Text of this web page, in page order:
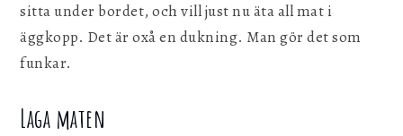
sitta under bordet, och vill just nu äta all mat i
äggkopp. Det är oxå en dukning. Man gör det som
funkar.
Laga maten